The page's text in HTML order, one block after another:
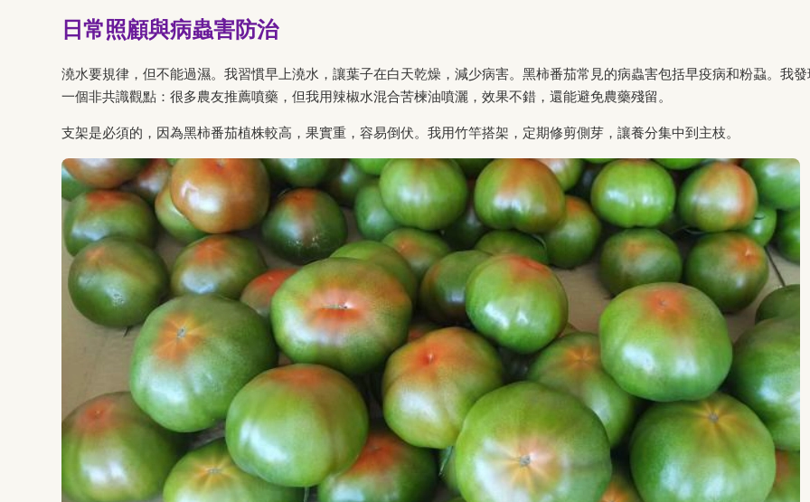
日常照顧與病蟲害防治
澆水要規律，但不能過濕。我習慣早上澆水，讓葉子在白天乾燥，減少病害。黑柿番茄常見的病蟲害包括早疫病和粉蝨。我
一個非共識觀點：很多農友推薦噴藥，但我用辣椒水混合苦楝油噴灑，效果不錯，還能避免農藥殘留。
支架是必須的，因為黑柿番茄植株較高，果實重，容易倒伏。我用竹竿搭架，定期修剪側芽，讓養分集中到主枝。